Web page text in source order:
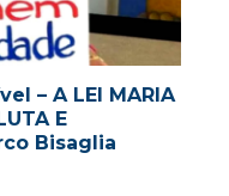
– A LEI MARIA
E
Bisaglia